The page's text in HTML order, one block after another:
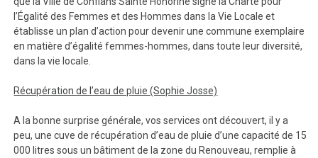
l’Égalité des Femmes et des Hommes dans la Vie Locale et
établisse un plan d’action pour devenir une commune exemplaire
en matière d’égalité femmes-hommes, dans toute leur diversité,
dans la vie locale.
Récupération de l’eau de pluie (Sophie Josse)
A la bonne surprise générale, vos services ont découvert, il y a
peu, une cuve de récupération d’eau de pluie d’une capacité de 15
000 litres sous un bâtiment de la zone du Renouveau, remplie à